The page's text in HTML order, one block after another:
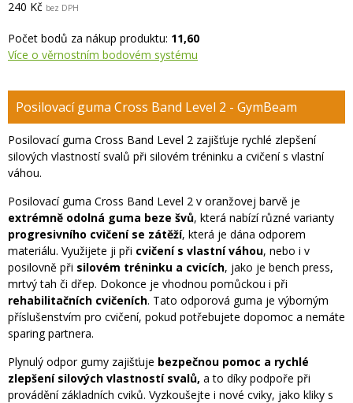
240 Kč bez DPH
Počet bodů za nákup produktu: 11,60
Více o věrnostním bodovém systému
Posilovací guma Cross Band Level 2 - GymBeam
Posilovací guma Cross Band Level 2 zajišťuje rychlé zlepšení
silových vlastností svalů při silovém tréninku a cvičení s vlastní
váhou.
Posilovací guma Cross Band Level 2 v oranžovej barvě je
extrémně odolná guma beze švů, která nabízí různé varianty
progresivního cvičení se zátěží, která je dána odporem
materiálu. Využijete ji při cvičení s vlastní váhou, nebo i v
posilovně při silovém tréninku a cvicích, jako je bench press,
mrtvý tah či dřep. Dokonce je vhodnou pomůckou i při
rehabilitačních cvičeních. Tato odporová guma je výborným
příslušenstvím pro cvičení, pokud potřebujete dopomoc a nemáte
sparing partnera.
Plynulý odpor gumy zajišťuje bezpečnou pomoc a rychlé
zlepšení silových vlastností svalů, a to díky podpoře při
provádění základních cviků. Vyzkoušejte i nové cviky, jako kliky s